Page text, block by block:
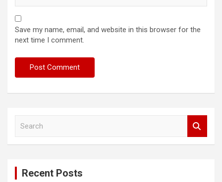
Save my name, email, and website in this browser for the
next time I comment.
Recent Posts